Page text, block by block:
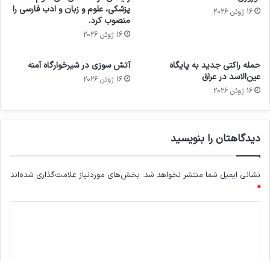
16 ژوئن 2026
پزشکی، علوم و زبان و ادب فارسی را
منصوب کرد.
16 ژوئن 2026
حمله راکتی جدید به پایگاه
عین‌الاسد در عراق
16 ژوئن 2026
آتش سوزی در شیرخوارگاه آمنه
16 ژوئن 2026
دیدگاهتان را بنویسید
نشانی ایمیل شما منتشر نخواهد شد. بخش‌های موردنیاز علامت‌گذاری شده‌اند
*